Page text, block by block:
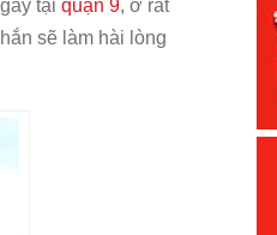
tại quận 9, ở rất
sẽ làm hài lòng